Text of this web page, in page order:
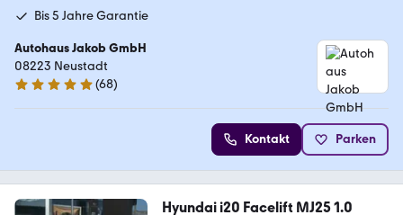
Bis 5 Jahre Garantie
Autohaus Jakob GmbH
08223 Neustadt
5 Sterne
(68)
Kontakt Parken
Hyundai i20 Facelift MJ25 1.0